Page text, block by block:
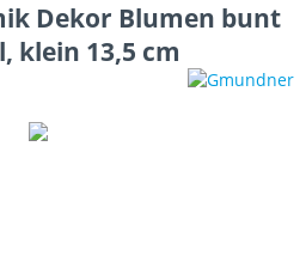
Dekor Blumen bunt
klein 13,5 cm